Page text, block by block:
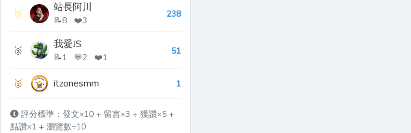
🥇 站長阿川
📝8 ❤️3
238
🥈 我愛JS
📝1 💬2 ❤️1
51
🥉 itzonesmm 1
評分標準：發文×10 + 留言×3 + 獲讚×5 +
點讚×1 + 瀏覽數÷10